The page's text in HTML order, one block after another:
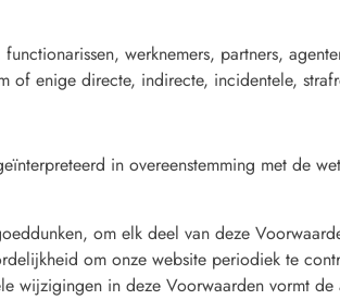
werknemers, partners,
of enige directe, indirecte, incidentele,
in overeenstemming met de
om elk deel van deze
om onze website periodiek te
wijzigingen in deze Voorwaarden vormt